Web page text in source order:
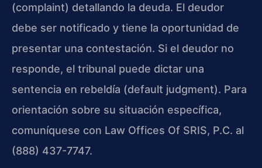
(complaint) detallando la deuda. El deudor
debe ser notificado y tiene la oportunidad de
presentar una contestación. Si el deudor no
responde, el tribunal puede dictar una
sentencia en rebeldía (default judgment). Para
orientación sobre su situación específica,
comuníquese con Law Offices Of SRIS, P.C. al
(888) 437-7747.